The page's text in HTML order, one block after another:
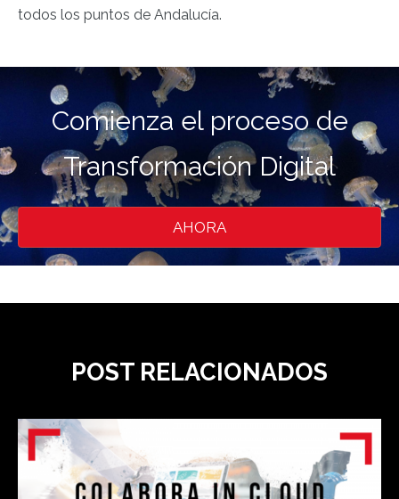
todos los puntos de Andalucía.
Comienza el proceso de
Transformación Digital
AHORA
POST RELACIONADOS